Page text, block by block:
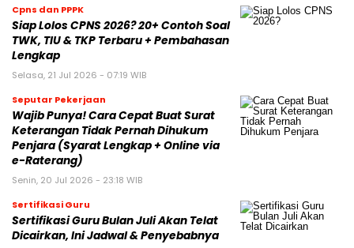
Cpns dan PPPK
Siap Lolos CPNS 2026? 20+ Contoh Soal
TWK, TIU & TKP Terbaru + Pembahasan
Lengkap
Selasa, 21 Jul 2026 - 07:19 WIB
Seputar Pekerjaan
Wajib Punya! Cara Cepat Buat Surat
Keterangan Tidak Pernah Dihukum
Penjara (Syarat Lengkap + Online via
e-Raterang)
Senin, 20 Jul 2026 - 23:18 WIB
Sertifikasi Guru
Sertifikasi Guru Bulan Juli Akan Telat
Dicairkan, Ini Jadwal & Penyebabnya